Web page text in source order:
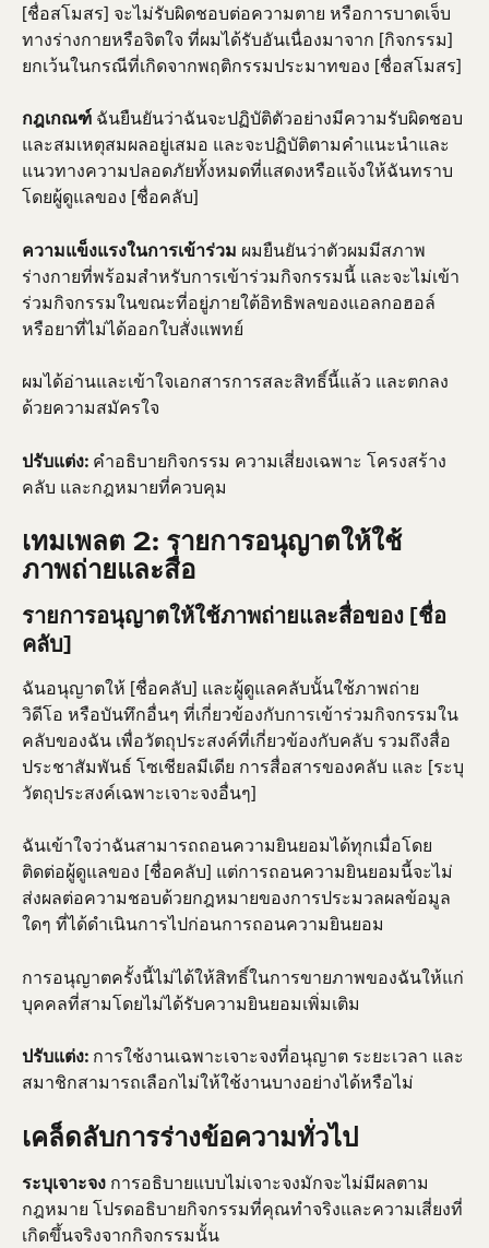
[ชื่อสโมสร] จะไม่รับผิดชอบต่อความตาย หรือการบาดเจ็บ
ทางร่างกายหรือจิตใจ ที่ผมได้รับอันเนื่องมาจาก [กิจกรรม]
ยกเว้นในกรณีที่เกิดจากพฤติกรรมประมาทของ [ชื่อสโมสร]
กฎเกณฑ์ ฉันยืนยันว่าฉันจะปฏิบัติตัวอย่างมีความรับผิดชอบ
และสมเหตุสมผลอยู่เสมอ และจะปฏิบัติตามคำแนะนำและ
แนวทางความปลอดภัยทั้งหมดที่แสดงหรือแจ้งให้ฉันทราบ
โดยผู้ดูแลของ [ชื่อคลับ]
ความแข็งแรงในการเข้าร่วม ผมยืนยันว่าตัวผมมีสภาพ
ร่างกายที่พร้อมสำหรับการเข้าร่วมกิจกรรมนี้ และจะไม่เข้า
ร่วมกิจกรรมในขณะที่อยู่ภายใต้อิทธิพลของแอลกอฮอล์
หรือยาที่ไม่ได้ออกใบสั่งแพทย์
ผมได้อ่านและเข้าใจเอกสารการสละสิทธิ์นี้แล้ว และตกลง
ด้วยความสมัครใจ
ปรับแต่ง: คำอธิบายกิจกรรม ความเสี่ยงเฉพาะ โครงสร้าง
คลับ และกฎหมายที่ควบคุม
เทมเพลต 2: รายการอนุญาตให้ใช้
ภาพถ่ายและสื่อ
รายการอนุญาตให้ใช้ภาพถ่ายและสื่อของ [ชื่อ
คลับ]
ฉันอนุญาตให้ [ชื่อคลับ] และผู้ดูแลคลับนั้นใช้ภาพถ่าย
วิดีโอ หรือบันทึกอื่นๆ ที่เกี่ยวข้องกับการเข้าร่วมกิจกรรมใน
คลับของฉัน เพื่อวัตถุประสงค์ที่เกี่ยวข้องกับคลับ รวมถึงสื่อ
ประชาสัมพันธ์ โซเชียลมีเดีย การสื่อสารของคลับ และ [ระบุ
วัตถุประสงค์เฉพาะเจาะจงอื่นๆ]
ฉันเข้าใจว่าฉันสามารถถอนความยินยอมได้ทุกเมื่อโดย
ติดต่อผู้ดูแลของ [ชื่อคลับ] แต่การถอนความยินยอมนี้จะไม่
ส่งผลต่อความชอบด้วยกฎหมายของการประมวลผลข้อมูล
ใดๆ ที่ได้ดำเนินการไปก่อนการถอนความยินยอม
การอนุญาตครั้งนี้ไม่ได้ให้สิทธิ์ในการขายภาพของฉันให้แก่
บุคคลที่สามโดยไม่ได้รับความยินยอมเพิ่มเติม
ปรับแต่ง: การใช้งานเฉพาะเจาะจงที่อนุญาต ระยะเวลา และ
สมาชิกสามารถเลือกไม่ให้ใช้งานบางอย่างได้หรือไม่
เคล็ดลับการร่างข้อความทั่วไป
ระบุเจาะจง การอธิบายแบบไม่เจาะจงมักจะไม่มีผลตาม
กฎหมาย โปรดอธิบายกิจกรรมที่คุณทำจริงและความเสี่ยงที่
เกิดขึ้นจริงจากกิจกรรมนั้น